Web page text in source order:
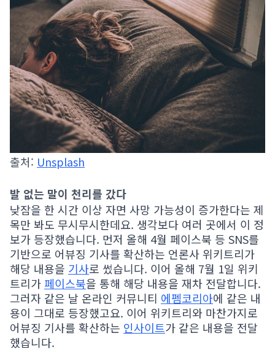
출처: Unsplash
발 없는 말이 천리를 갔다
낮잠을 한 시간 이상 자면 사망 가능성이 증가한다는 제
목만 봐도 무시무시한데요. 생각보다 여러 곳에서 이 정
보가 등장했습니다. 먼저 올해 4월 페이스북 등 SNS를
기반으로 어뷰징 기사를 확산하는 언론사 위키트리가
해당 내용을 기사로 썼습니다. 이어 올해 7월 1일 위키
트리가 페이스북을 통해 해당 내용을 재차 전달합니다.
그러자 같은 날 온라인 커뮤니티 에펨코리아에 같은 내
용이 그대로 등장했고요. 이어 위키트리와 마찬가지로
어뷰징 기사를 확산하는 인사이트가 같은 내용을 전달
했습니다.